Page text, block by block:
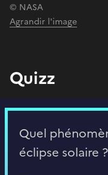
© NASA
Agrandir l'image
Quizz
Quel
éclipse solaire ?